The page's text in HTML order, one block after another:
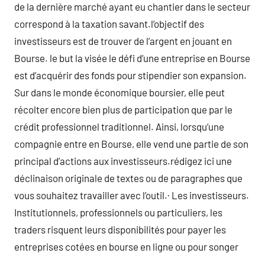
de la dernière marché ayant eu chantier dans le secteur
correspond à la taxation savant.l’objectif des
investisseurs est de trouver de l’argent en jouant en
Bourse. le but la visée le défi d’une entreprise en Bourse
est d’acquérir des fonds pour stipendier son expansion.
Sur dans le monde économique boursier, elle peut
récolter encore bien plus de participation que par le
crédit professionnel traditionnel. Ainsi, lorsqu’une
compagnie entre en Bourse, elle vend une partie de son
principal d’actions aux investisseurs.rédigez ici une
déclinaison originale de textes ou de paragraphes que
vous souhaitez travailler avec l’outil.· Les investisseurs.
Institutionnels, professionnels ou particuliers, les
traders risquent leurs disponibilités pour payer les
entreprises cotées en bourse en ligne ou pour songer